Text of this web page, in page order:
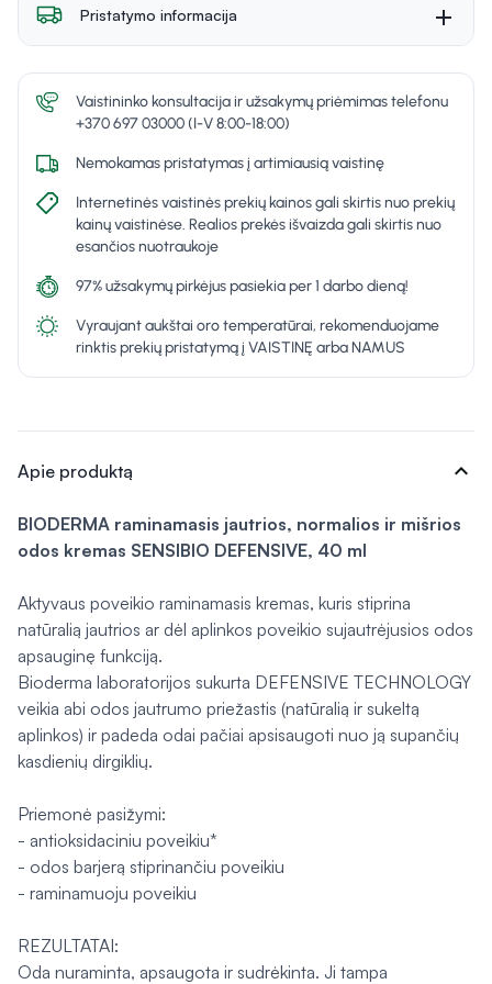
Pristatymo informacija
Vaistininko konsultacija ir užsakymų priėmimas telefonu
+370 697 03000 (I-V 8:00-18:00)
Nemokamas pristatymas į artimiausią vaistinę
Internetinės vaistinės prekių kainos gali skirtis nuo prekių
kainų vaistinėse. Realios prekės išvaizda gali skirtis nuo
esančios nuotraukoje
97% užsakymų pirkėjus pasiekia per 1 darbo dieną!
Vyraujant aukštai oro temperatūrai, rekomenduojame
rinktis prekių pristatymą į VAISTINĘ arba NAMUS
Apie produktą expand_more
BIODERMA raminamasis jautrios, normalios ir mišrios
odos kremas SENSIBIO DEFENSIVE, 40 ml
Aktyvaus poveikio raminamasis kremas, kuris stiprina
natūralią jautrios ar dėl aplinkos poveikio sujautrėjusios odos
apsauginę funkciją.
Bioderma laboratorijos sukurta DEFENSIVE TECHNOLOGY
veikia abi odos jautrumo priežastis (natūralią ir sukeltą
aplinkos) ir padeda odai pačiai apsisaugoti nuo ją supančių
kasdienių dirgiklių.
Priemonė pasižymi:
- antioksidaciniu poveikiu*
- odos barjerą stiprinančiu poveikiu
- raminamuoju poveikiu
REZULTATAI:
Oda nuraminta, apsaugota ir sudrėkinta. Ji tampa